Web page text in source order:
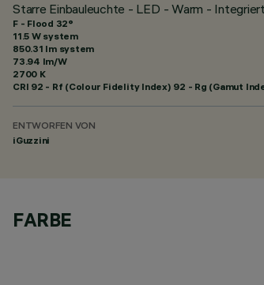
Starre Einbauleuchte - LED - Warm -
F - Flood 32°
11.5 W system
850.31 lm system
73.94 lm/W
2700 K
CRI 92 - Rf (Colour Fidelity Index) 92 - Rg (Gamut
ENTWORFEN VON
iGuzzini
FARBE